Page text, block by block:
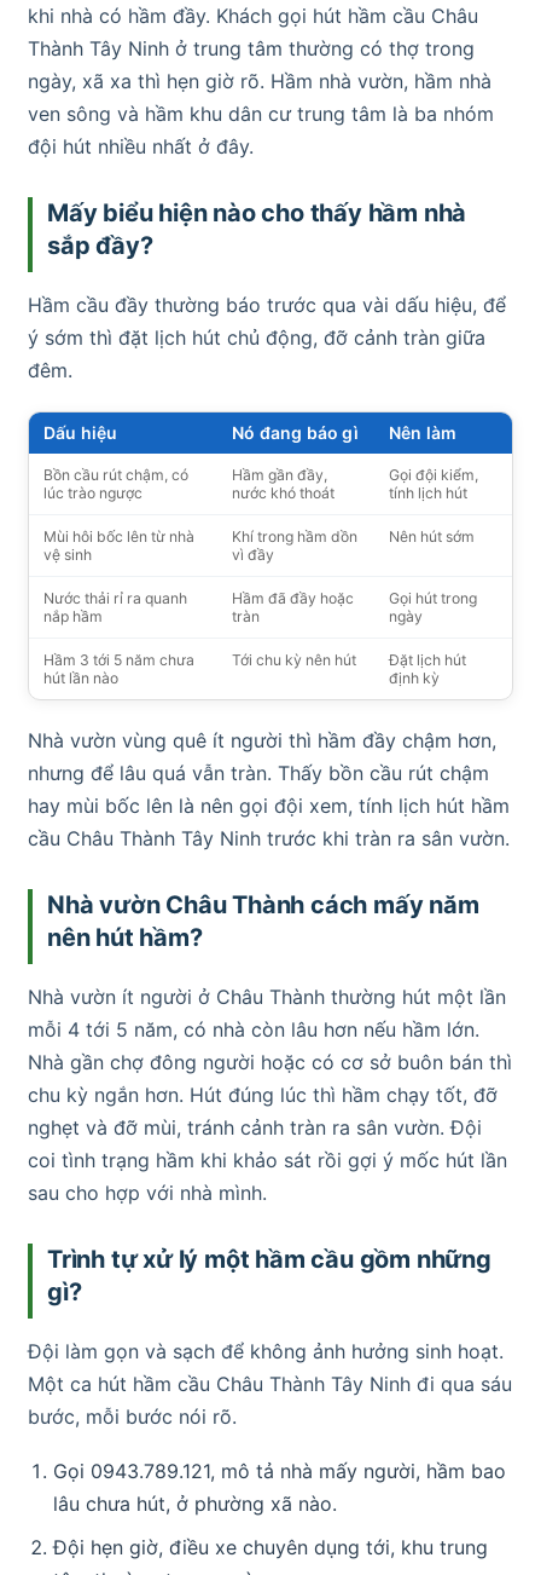
khi nhà có hầm đầy. Khách gọi hút hầm cầu Châu
Thành Tây Ninh ở trung tâm thường có thợ trong
ngày, xã xa thì hẹn giờ rõ. Hầm nhà vườn, hầm nhà
ven sông và hầm khu dân cư trung tâm là ba nhóm
đội hút nhiều nhất ở đây.
Mấy biểu hiện nào cho thấy hầm nhà
sắp đầy?
Hầm cầu đầy thường báo trước qua vài dấu hiệu, để
ý sớm thì đặt lịch hút chủ động, đỡ cảnh tràn giữa
đêm.
Dấu hiệu Nó đang báo gì Nên làm
Bồn cầu rút chậm, có
lúc trào ngược
Hầm gần đầy,
nước khó thoát
Gọi đội kiểm,
tính lịch hút
Mùi hôi bốc lên từ nhà
vệ sinh
Khí trong hầm dồn
vì đầy
Nên hút sớm
Nước thải rỉ ra quanh
nắp hầm
Hầm đã đầy hoặc
tràn
Gọi hút trong
ngày
Hầm 3 tới 5 năm chưa
hút lần nào
Tới chu kỳ nên hút
Đặt lịch hút
định kỳ
Nhà vườn vùng quê ít người thì hầm đầy chậm hơn,
nhưng để lâu quá vẫn tràn. Thấy bồn cầu rút chậm
hay mùi bốc lên là nên gọi đội xem, tính lịch hút hầm
cầu Châu Thành Tây Ninh trước khi tràn ra sân vườn.
Nhà vườn Châu Thành cách mấy năm
nên hút hầm?
Nhà vườn ít người ở Châu Thành thường hút một lần
mỗi 4 tới 5 năm, có nhà còn lâu hơn nếu hầm lớn.
Nhà gần chợ đông người hoặc có cơ sở buôn bán thì
chu kỳ ngắn hơn. Hút đúng lúc thì hầm chạy tốt, đỡ
nghẹt và đỡ mùi, tránh cảnh tràn ra sân vườn. Đội
coi tình trạng hầm khi khảo sát rồi gợi ý mốc hút lần
sau cho hợp với nhà mình.
Trình tự xử lý một hầm cầu gồm những
gì?
Đội làm gọn và sạch để không ảnh hưởng sinh hoạt.
Một ca hút hầm cầu Châu Thành Tây Ninh đi qua sáu
bước, mỗi bước nói rõ.
Gọi 0943.789.121, mô tả nhà mấy người, hầm bao
lâu chưa hút, ở phường xã nào.
Đội hẹn giờ, điều xe chuyên dụng tới, khu trung